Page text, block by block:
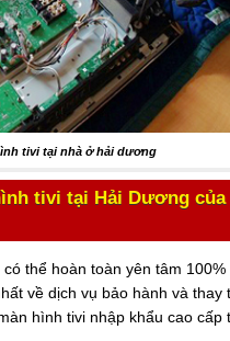
tivi tại nhà ở hải dương
tivi tại Hải Dương của
thể hoàn toàn yên tâm
về dịch vụ bảo hành và thay
hình tivi nhập khẩu cao cấp